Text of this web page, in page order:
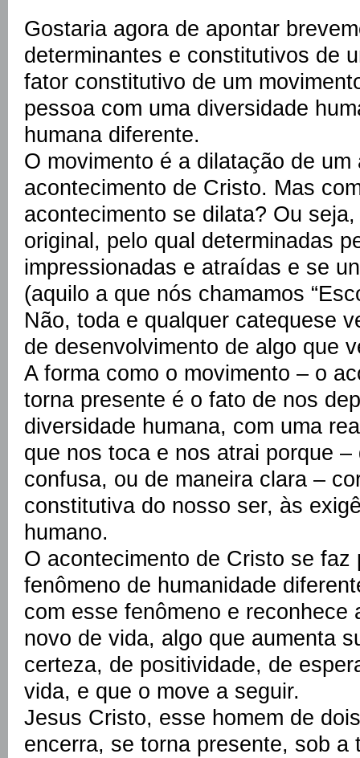
Gostaria agora de apontar
determinantes e constitutivos de
fator constitutivo de um
pessoa com uma diversidade
humana diferente.
O movimento é a dilatação de
acontecimento de Cristo. Mas
acontecimento se dilata? Ou
original, pelo qual determinadas
impressionadas e atraídas e se
(aquilo a que nós chamamos
Não, toda e qualquer catequese
de desenvolvimento de algo que
A forma como o movimento – o
torna presente é o fato de nos
diversidade humana, com uma
que nos toca e nos atrai porque
confusa, ou de maneira clara –
constitutiva do nosso ser, às
humano.
O acontecimento de Cristo se faz
fenômeno de humanidade
com esse fenômeno e reconhece
novo de vida, algo que aumenta
certeza, de positividade, de
vida, e que o move a seguir.
Jesus Cristo, esse homem de
encerra, se torna presente, sob a